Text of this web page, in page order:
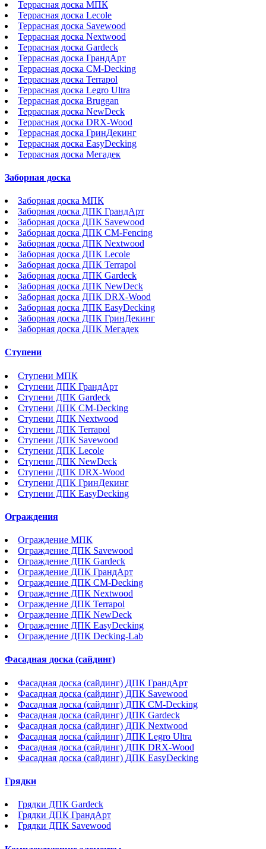
Террасная доска МПК
Террасная доска Lecole
Террасная доска Savewood
Террасная доска Nextwood
Террасная доска Gardeck
Террасная доска ГрандАрт
Террасная доска CM-Decking
Террасная доска Terrapol
Террасная доска Legro Ultra
Террасная доска Bruggan
Террасная доска NewDeck
Террасная доска DRX-Wood
Террасная доска ГринДекинг
Террасная доска EasyDecking
Террасная доска Мегадек
Заборная доска
Заборная доска МПК
Заборная доска ДПК ГрандАрт
Заборная доска ДПК Savewood
Заборная доска ДПК CM-Fencing
Заборная доска ДПК Nextwood
Заборная доска ДПК Lecole
Заборная доска ДПК Terrapol
Заборная доска ДПК Gardeck
Заборная доска ДПК NewDeck
Заборная доска ДПК DRX-Wood
Заборная доска ДПК EasyDecking
Заборная доска ДПК ГринДекинг
Заборная доска ДПК Мегадек
Ступени
Ступени МПК
Ступени ДПК ГрандАрт
Ступени ДПК Gardeck
Ступени ДПК CM-Decking
Ступени ДПК Nextwood
Ступени ДПК Terrapol
Ступени ДПК Savewood
Ступени ДПК Lecole
Ступени ДПК NewDeck
Ступени ДПК DRX-Wood
Ступени ДПК ГринДекинг
Ступени ДПК EasyDecking
Ограждения
Ограждение МПК
Ограждение ДПК Savewood
Ограждение ДПК Gardeck
Ограждение ДПК ГрандАрт
Ограждение ДПК CM-Decking
Ограждение ДПК Nextwood
Ограждение ДПК Terrapol
Ограждение ДПК NewDeck
Ограждение ДПК EasyDecking
Ограждение ДПК Decking-Lab
Фасадная доска (сайдинг)
Фасадная доска (сайдинг) ДПК ГрандАрт
Фасадная доска (сайдинг) ДПК Savewood
Фасадная доска (сайдинг) ДПК CM-Decking
Фасадная доска (сайдинг) ДПК Gardeck
Фасадная доска (сайдинг) ДПК Nextwood
Фасадная доска (сайдинг) ДПК Legro Ultra
Фасадная доска (сайдинг) ДПК DRX-Wood
Фасадная доска (сайдинг) ДПК EasyDecking
Грядки
Грядки ДПК Gardeck
Грядки ДПК ГрандАрт
Грядки ДПК Savewood